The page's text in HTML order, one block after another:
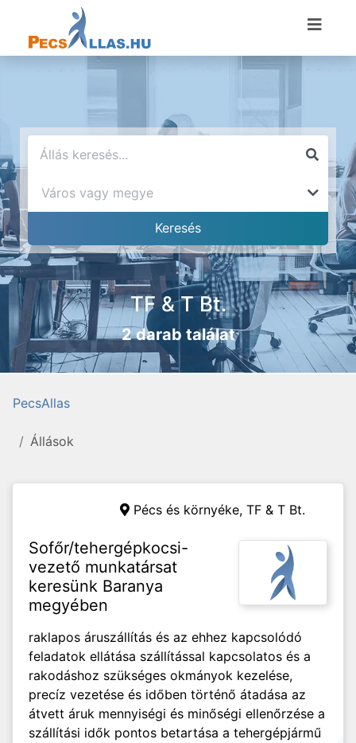
TF & T Bt.
2 darab találat
PecsAllas
Állások
Pécs és környéke, TF & T Bt.
Sofőr/tehergépkocsi-
vezető munkatársat
keresünk Baranya
megyében
raklapos áruszállítás és az ehhez kapcsolódó
feladatok ellátása szállítással kapcsolatos és a
rakodáshoz szükséges okmányok kezelése,
precíz vezetése és időben történő átadása az
átvett áruk mennyiségi és minőségi ellenőrzése a
szállítási idők pontos betartása a tehergépjármű